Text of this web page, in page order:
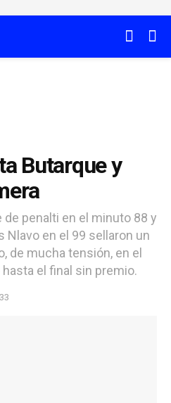
Butarque y
de penalti en el minuto 88 y
Nlavo en el 99 sellaron un
de mucha tensión, en el
el final sin premio.